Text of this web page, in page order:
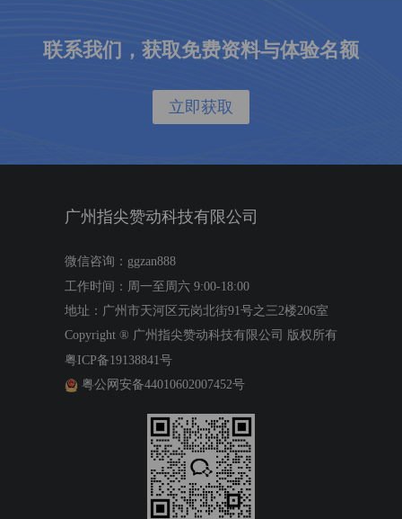
联系我们，获取免费资料与体验名额
立即获取
广州指尖赞动科技有限公司
微信咨询：ggzan888
工作时间：周一至周六 9:00-18:00
地址：广州市天河区元岗北街91号之三2楼206室
Copyright ® 广州指尖赞动科技有限公司 版权所有
粤ICP备19138841号
粤公网安备44010602007452号